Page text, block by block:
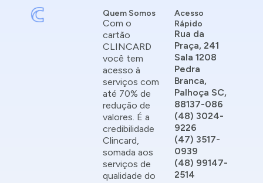
Acesso
Rápido
Rua da
Praça, 241
Sala 1208
Pedra
Branca,
Palhoça SC,
88137-086
(48) 3024-
9226
(47) 3517-
0939
(48) 99147-
2514
Quem Somos
Com o
cartão
CLINCARD
você tem
acesso à
serviços com
até 70% de
redução de
valores. É a
credibilidade
Clincard,
somada aos
serviços de
qualidade do